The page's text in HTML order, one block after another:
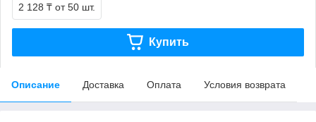
2 128 ₸ от 50 шт.
Купить
Описание Доставка Оплата Условия возврата